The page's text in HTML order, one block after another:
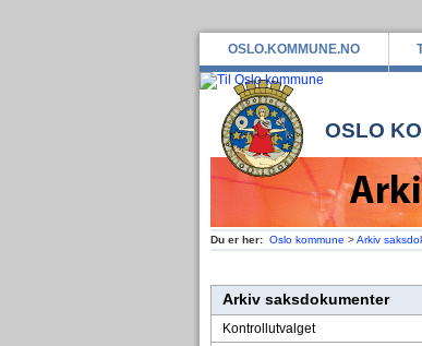
OSLO.KOMMUNE.NO
OSLO
Du er her: Oslo kommune >Arkiv
Arkiv saksdokumenter
Kontrollutvalget